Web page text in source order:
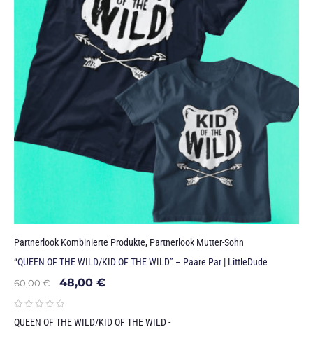
Partnerlook Kombinierte Produkte, Partnerlook Mutter-Sohn
“QUEEN OF THE WILD/KID OF THE WILD” – Paare Par | LittleDude
60,00€ 48,00 €
QUEEN OF THE WILD/KID OF THE WILD -